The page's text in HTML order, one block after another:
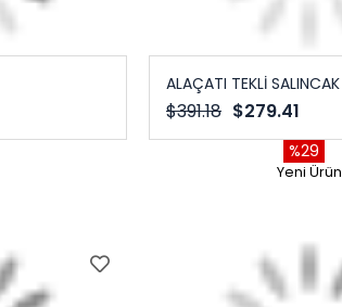
ALAÇATI TEKLİ SALINCAK
$279.41
$391.18
%29
Yeni Ürün